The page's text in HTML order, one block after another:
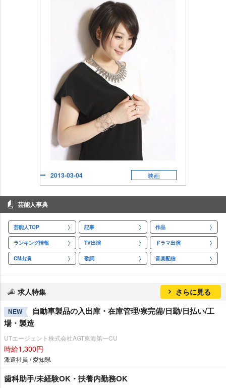
2013-03-04 映画
芸能人事典
芸能人TOP 記事 作品
ランキング情報 TV出演 ドラマ出演
CM出演 歌詞 音楽配信
求人特集 さらに見る
NEW
自動車製品の入出庫・在庫管理/寮完備/日勤/日払い/工
場・製造
UTエージェント株式会社AGT東海第一CU
時給1,300円
派遣社員 / 愛知県
歯科助手/未経験OK・扶養内勤務OK